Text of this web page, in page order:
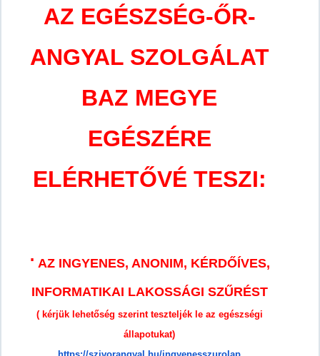
AZ EGÉSZSÉG-ŐR-
ANGYAL SZOLGÁLAT
BAZ MEGYE
EGÉSZÉRE
ELÉRHETŐVÉ TESZI:
⋅ AZ INGYENES, ANONIM, KÉRDŐÍVES,
INFORMATIKAI LAKOSSÁGI SZŰRÉST
( kérjük lehetőség szerint teszteljék le az egészségi
állapotukat)